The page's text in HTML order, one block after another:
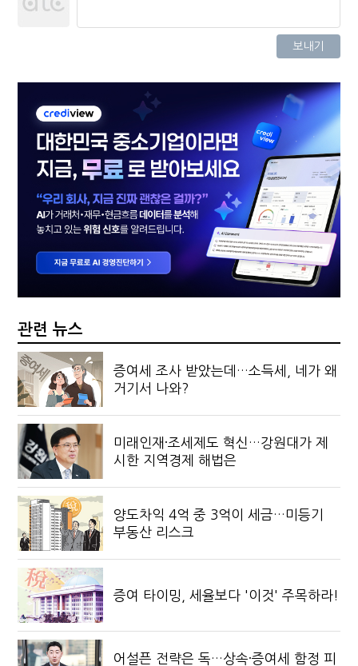
관련 뉴스
증여세 조사 받았는데…소득세, 네가 왜
거기서 나와?
미래인재·조세제도 혁신…강원대가 제
시한 지역경제 해법은
양도차익 4억 중 3억이 세금…미등기
부동산 리스크
증여 타이밍, 세율보다 '이것' 주목하라!
어설픈 전략은 독…상속·증여세 함정 피